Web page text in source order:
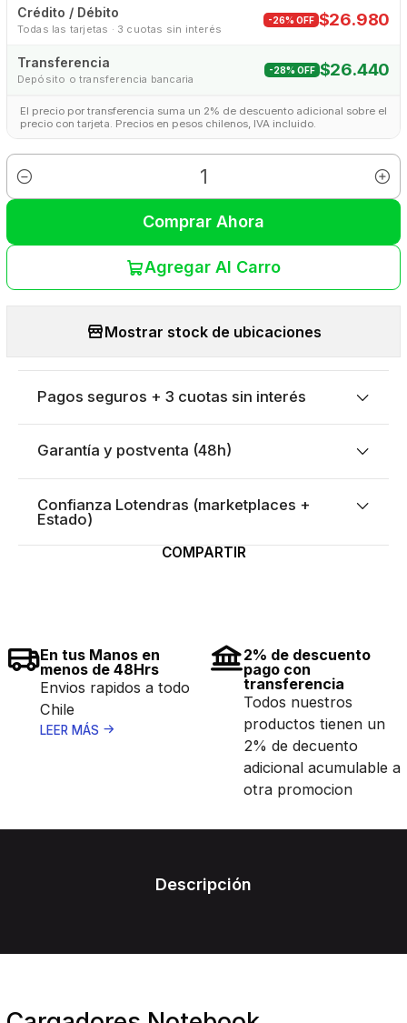
Crédito / Débito
Todas las tarjetas · 3 cuotas sin interés
-26% OFF $26.980
Transferencia
Depósito o transferencia bancaria
-28% OFF $26.440
El precio por transferencia suma un 2% de descuento adicional sobre el
precio con tarjeta. Precios en pesos chilenos, IVA incluido.
Cantidad
Agregar Al Carro
Comprar Ahora
Mostrar stock de ubicaciones
Pagos seguros + 3 cuotas sin interés
Garantía y postventa (48h)
Confianza Lotendras (marketplaces +
Estado)
COMPARTIR
En tus Manos en
menos de 48Hrs
Envios rapidos a todo
Chile
LEER MÁS
2% de descuento
pago con
transferencia
Todos nuestros
productos tienen un
2% de decuento
adicional acumulable a
otra promocion
Descripción